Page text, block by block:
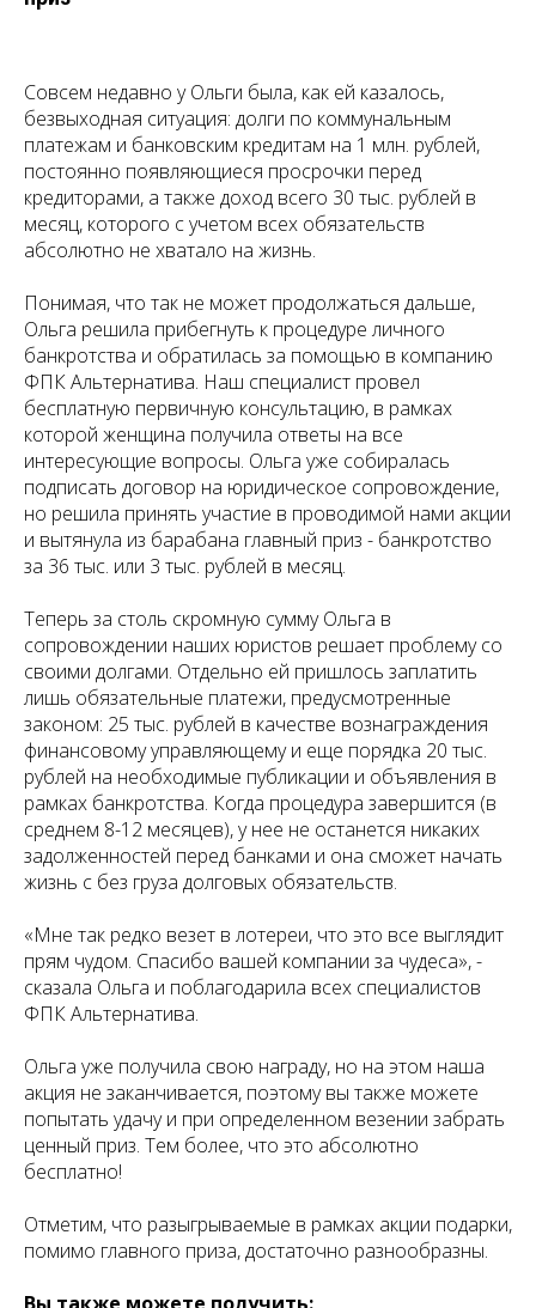
Совсем недавно у Ольги была, как ей казалось,
безвыходная ситуация: долги по коммунальным
платежам и банковским кредитам на 1 млн. рублей,
постоянно появляющиеся просрочки перед
кредиторами, а также доход всего 30 тыс. рублей в
месяц, которого с учетом всех обязательств
абсолютно не хватало на жизнь.
Понимая, что так не может продолжаться дальше,
Ольга решила прибегнуть к процедуре личного
банкротства и обратилась за помощью в компанию
ФПК Альтернатива. Наш специалист провел
бесплатную первичную консультацию, в рамках
которой женщина получила ответы на все
интересующие вопросы. Ольга уже собиралась
подписать договор на юридическое сопровождение,
но решила принять участие в проводимой нами акции
и вытянула из барабана главный приз - банкротство
за 36 тыс. или 3 тыс. рублей в месяц.
Теперь за столь скромную сумму Ольга в
сопровождении наших юристов решает проблему со
своими долгами. Отдельно ей пришлось заплатить
лишь обязательные платежи, предусмотренные
законом: 25 тыс. рублей в качестве вознаграждения
финансовому управляющему и еще порядка 20 тыс.
рублей на необходимые публикации и объявления в
рамках банкротства. Когда процедура завершится (в
среднем 8-12 месяцев), у нее не останется никаких
задолженностей перед банками и она сможет начать
жизнь с без груза долговых обязательств.
«Мне так редко везет в лотереи, что это все выглядит
прям чудом. Спасибо вашей компании за чудеса», -
сказала Ольга и поблагодарила всех специалистов
ФПК Альтернатива.
Ольга уже получила свою награду, но на этом наша
акция не заканчивается, поэтому вы также можете
попытать удачу и при определенном везении забрать
ценный приз. Тем более, что это абсолютно
бесплатно!
Отметим, что разыгрываемые в рамках акции подарки,
помимо главного приза, достаточно разнообразны.